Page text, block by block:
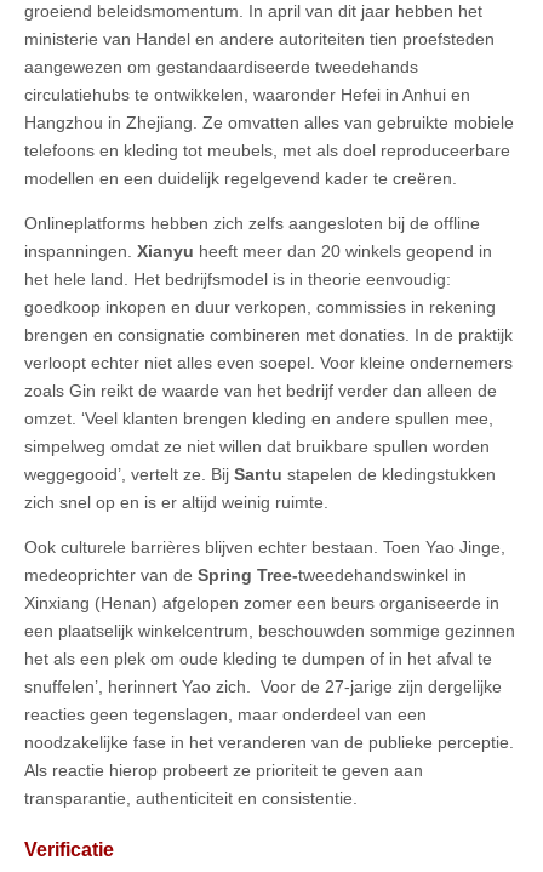
groeiend beleidsmomentum. In april van dit jaar hebben het
ministerie van Handel en andere autoriteiten tien proefsteden
aangewezen om gestandaardiseerde tweedehands
circulatiehubs te ontwikkelen, waaronder Hefei in Anhui en
Hangzhou in Zhejiang. Ze omvatten alles van gebruikte mobiele
telefoons en kleding tot meubels, met als doel reproduceerbare
modellen en een duidelijk regelgevend kader te creëren.
Onlineplatforms hebben zich zelfs aangesloten bij de offline
inspanningen. Xianyu heeft meer dan 20 winkels geopend in
het hele land. Het bedrijfsmodel is in theorie eenvoudig:
goedkoop inkopen en duur verkopen, commissies in rekening
brengen en consignatie combineren met donaties. In de praktijk
verloopt echter niet alles even soepel. Voor kleine ondernemers
zoals Gin reikt de waarde van het bedrijf verder dan alleen de
omzet. ‘Veel klanten brengen kleding en andere spullen mee,
simpelweg omdat ze niet willen dat bruikbare spullen worden
weggegooid’, vertelt ze. Bij Santu stapelen de kledingstukken
zich snel op en is er altijd weinig ruimte.
Ook culturele barrières blijven echter bestaan. Toen Yao Jinge,
medeoprichter van de Spring Tree-tweedehandswinkel in
Xinxiang (Henan) afgelopen zomer een beurs organiseerde in
een plaatselijk winkelcentrum, beschouwden sommige gezinnen
het als een plek om oude kleding te dumpen of in het afval te
snuffelen’, herinnert Yao zich. Voor de 27-jarige zijn dergelijke
reacties geen tegenslagen, maar onderdeel van een
noodzakelijke fase in het veranderen van de publieke perceptie.
Als reactie hierop probeert ze prioriteit te geven aan
transparantie, authenticiteit en consistentie.
Verificatie